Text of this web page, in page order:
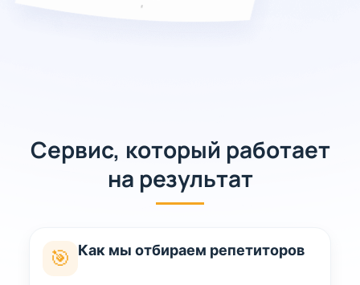
Сервис, который работает
на результат
🎯 Как мы отбираем репетиторов